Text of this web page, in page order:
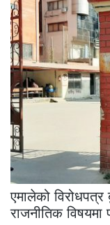
एमालेको
राजनीतिक विषयमा